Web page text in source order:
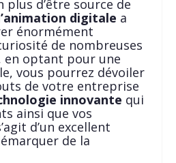
plus d’être source de
digitale a
énormément
de nombreuses
en optant pour une
vous pourrez dévoiler
de votre entreprise
innovante qui
ainsi que vos
d’un excellent
de la